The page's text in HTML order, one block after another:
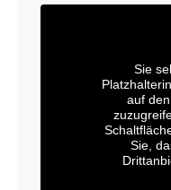
Sie
auf
Sie,